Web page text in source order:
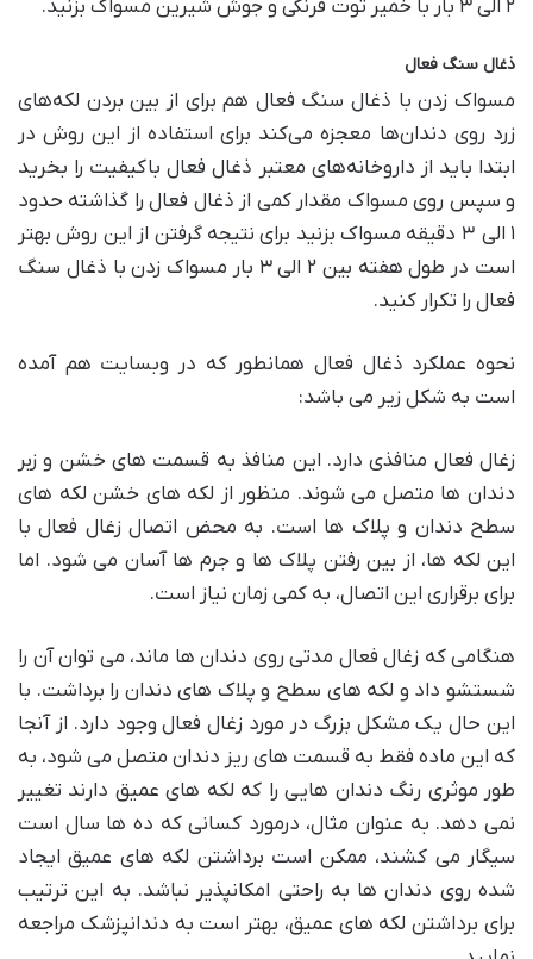
۲ الی ۳ بار با خمیر توت فرنگی و جوش شیرین مسواک بزنید.
ذغال سنگ فعال
مسواک زدن با ذغال سنگ فعال هم برای از بین بردن لکه‌های
زرد روی دندان‌ها معجزه می‌کند برای استفاده از این روش در
ابتدا باید از داروخانه‌های معتبر ذغال فعال باکیفیت را بخرید
و سپس روی مسواک مقدار کمی از ذغال فعال را گذاشته حدود
۱ الی ۳ دقیقه مسواک بزنید برای نتیجه گرفتن از این روش بهتر
است در طول هفته بین ۲ الی ۳ بار مسواک زدن با ذغال سنگ
فعال را تکرار کنید.
نحوه عملکرد ذغال فعال همانطور که در وبسایت هم آمده
است به شکل زیر می باشد:
زغال فعال منافذی دارد. این منافذ به قسمت های خشن و زبر
دندان ها متصل می شوند. منظور از لکه های خشن لکه های
سطح دندان و پلاک ها است. به محض اتصال زغال فعال با
این لکه ها، از بین رفتن پلاک ها و جرم ها آسان می شود. اما
برای برقراری این اتصال، به کمی زمان نیاز است.
هنگامی که زغال فعال مدتی روی دندان ها ماند، می توان آن را
شستشو داد و لکه های سطح و پلاک های دندان را برداشت. با
این حال یک مشکل بزرگ در مورد زغال فعال وجود دارد. از آنجا
که این ماده فقط به قسمت های ریز دندان متصل می شود، به
طور موثری رنگ دندان هایی را که لکه های عمیق دارند تغییر
نمی دهد. به عنوان مثال، درمورد کسانی که ده ها سال است
سیگار می کشند، ممکن است برداشتن لکه های عمیق ایجاد
شده روی دندان ها به راحتی امکانپذیر نباشد. به این ترتیب
برای برداشتن لکه های عمیق، بهتر است به دندانپزشک مراجعه